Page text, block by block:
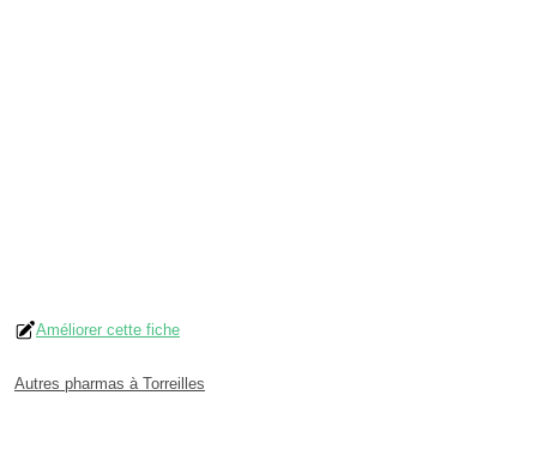
Améliorer cette fiche
Autres pharmas à Torreilles